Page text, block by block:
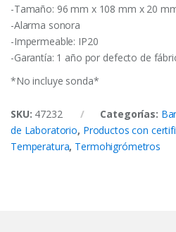
-Tamaño: 96 mm x 108 mm x 20
-Alarma sonora
-Impermeable: IP20
-Garantía: 1 año por defecto de
*No incluye sonda*
SKU: 47232 Categorías:
de Laboratorio, Productos con
Temperatura, Termohigrómetros